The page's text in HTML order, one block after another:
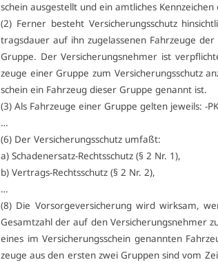
schein aus­ge­stellt und ein amt­li­ches
(2) Fer­ner be­steht Ver­si­che­rungs­schutz
trags­dau­er auf ihn zu­ge­las­se­nen Fahr­zeu­ge
Grup­pe. Der Ver­si­che­rungs­neh­mer ist
zeu­ge ei­ner Grup­pe zum Ver­si­che­rungs­schutz
schein ein Fahr­zeug die­ser Grup­pe ge­nannt ist.
(3) Als Fahr­zeu­ge ei­ner Grup­pe gel­ten je­weils: -
…
(6) Der Ver­si­che­rungs­schutz um­faßt:
a) Scha­den­er­satz-Rechts­schutz (§ 2 Nr. 1),
b) Ver­trags-Rechts­schutz (§ 2 Nr. 2),
…
(8) Die Vor­sor­ge­ver­si­che­rung wird wirk­sam,
Ge­samt­zahl der auf den Ver­si­che­rungs­neh­mer
ei­nes im Ver­si­che­rungs­schein ge­nann­ten
zeu­ge aus den ers­ten zwei Grup­pen sind vom